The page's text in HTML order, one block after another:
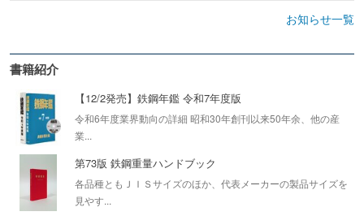
お知らせ一覧
書籍紹介
【12/2発売】鉄鋼年鑑 令和7年度版
令和6年度業界動向の詳細 昭和30年創刊以来50年余、他の産
業...
第73版 鉄鋼重量ハンドブック
各品種ともＪＩＳサイズのほか、代表メーカーの製品サイズを
見やす...